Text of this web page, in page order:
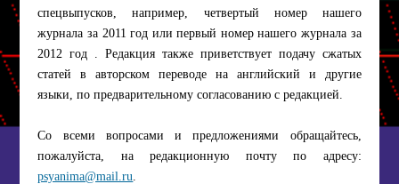
спецвыпусков, например, четвертый номер нашего
журнала за 2011 год или первый номер нашего журнала за
2012 год . Редакция также приветствует подачу сжатых
статей в авторском переводе на английский и другие
языки, по предварительному согласованию с редакцией.
Со всеми вопросами и предложениями обращайтесь,
пожалуйста, на редакционную почту по адресу:
psyanima@mail.ru